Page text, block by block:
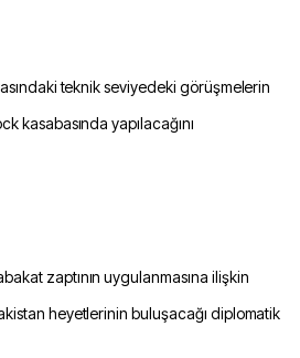
teknik seviyedeki görüşmelerin
kasabasında yapılacağını
zaptının uygulanmasına ilişkin
heyetlerinin buluşacağı diplomatik